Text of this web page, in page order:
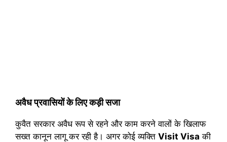
अवैध प्रवासियों के लिए कड़ी सजा
कुवैत सरकार अवैध रूप से रहने और काम करने वालों के खिलाफ
सख्त कानून लागू कर रही है। अगर कोई व्यक्ति Visit Visa की